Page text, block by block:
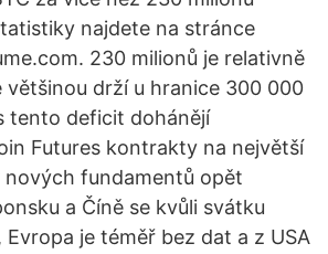
najdete na stránce
230 milionů je relativně
většinou drží u hranice 300 000
tento deficit dohánějí
Futures kontrakty na největší
nových fundamentů opět
a Číně se kvůli svátku
je téměř bez dat a z USA